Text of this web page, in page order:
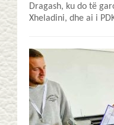
Dragash, ku do të
Xheladini, dhe ai i